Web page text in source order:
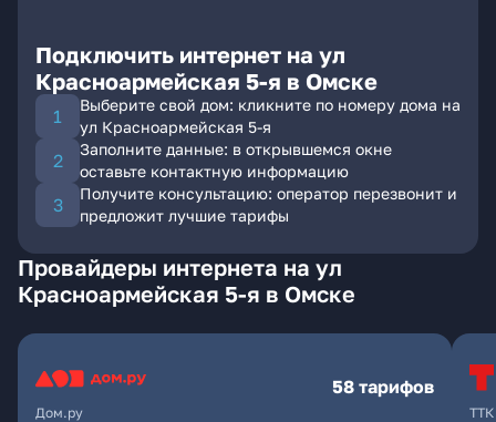
Подключить интернет на ул
Красноармейская 5-я в Омске
Выберите свой дом: кликните по номеру дома на
ул Красноармейская 5-я
Заполните данные: в открывшемся окне
оставьте контактную информацию
Получите консультацию: оператор перезвонит и
предложит лучшие тарифы
Провайдеры интернета на ул
Красноармейская 5-я в Омске
Дом.ру
58 тарифов
ТТК